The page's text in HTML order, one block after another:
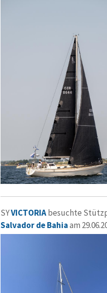
SYVICTORIAbesuchte
Salvador de Bahiaam